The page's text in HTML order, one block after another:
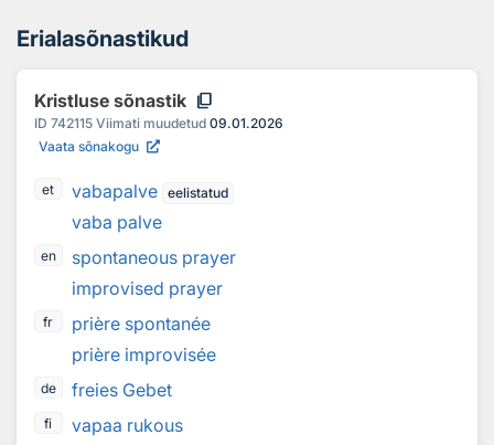
Erialasõnastikud
Kristluse sõnastik content_copy
ID 742115 Viimati muudetud 09.01.2026
Vaata sõnakogu
et vabapalve eelistatud
vaba palve
en
spontaneous prayer
improvised prayer
fr
prière spontanée
prière improvisée
de freies Gebet
fi vapaa rukous